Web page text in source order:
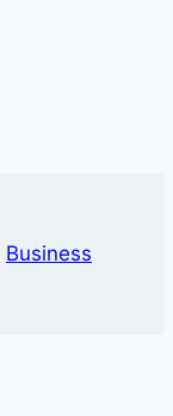
Business